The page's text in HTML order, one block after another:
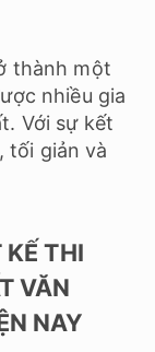
thành một
nhiều gia
Với sự kết
tối giản và
THI
VĂN
NAY